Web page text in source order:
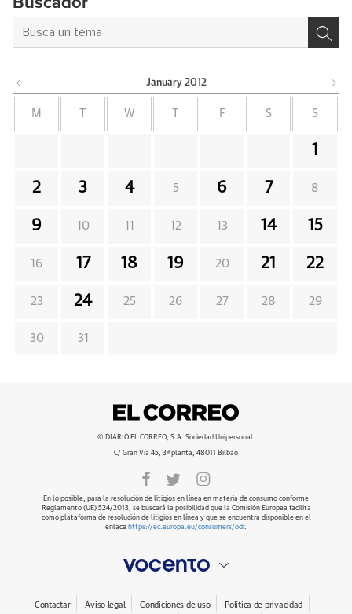
January 2012
M W F S S
1
2 3 4 5 6 7 8
9 10 11 12 13 14 15
16 17 18 19 20 21 22
23 24 25 26 27 28 29
30 31
© DIARIO EL CORREO, S.A. Sociedad Unipersonal.
C/ Gran Vía 45, 3ª planta, 48011 Bilbao
En lo posible, para la resolución de litigios en línea en materia de consumo conforme
Reglamento (UE) 524/2013, se buscará la posibilidad que la Comisión Europea facilita
como plataforma de resolución de litigios en línea y que se encuentra disponible en el
enlace https://ec.europa.eu/consumers/odr.
Contactar Aviso legal Condiciones de uso Política de privacidad